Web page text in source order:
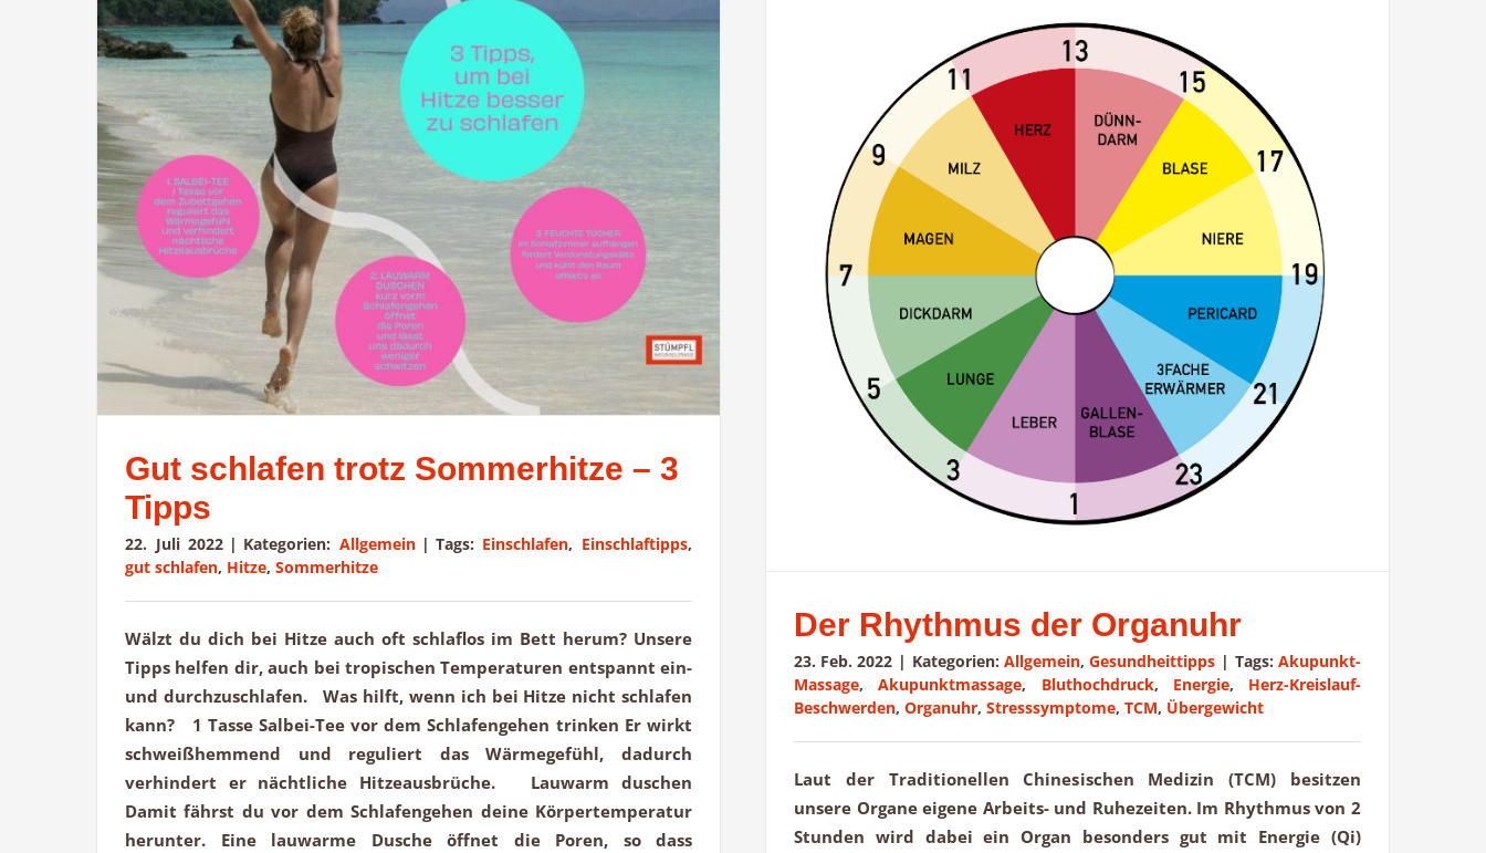
Gut schlafen trotz Sommerhitze – 3
Tipps
22. Juli 2022 | Kategorien: Allgemein | Tags: Einschlafen, Einschlaftipps,
gut schlafen, Hitze, Sommerhitze
Wälzt du dich bei Hitze auch oft schlaflos im Bett herum? Unsere
Tipps helfen dir, auch bei tropischen Temperaturen entspannt ein-
und durchzuschlafen. Was hilft, wenn ich bei Hitze nicht schlafen
kann? 1 Tasse Salbei-Tee vor dem Schlafengehen trinken Er wirkt
schweißhemmend und reguliert das Wärmegefühl, dadurch
verhindert er nächtliche Hitzeausbrüche. Lauwarm duschen
Damit fährst du vor dem Schlafengehen deine Körpertemperatur
herunter. Eine lauwarme Dusche öffnet die Poren, so dass
Der Rhythmus der Organuhr
23. Feb. 2022 | Kategorien: Allgemein, Gesundheittipps | Tags: Akupunkt-
Massage,Akupunktmassage, Bluthochdruck, Energie, Herz-Kreislauf-
Beschwerden, Organuhr, Stresssymptome, TCM, Übergewicht
Laut der Traditionellen Chinesischen Medizin (TCM) besitzen
unsere Organe eigene Arbeits- und Ruhezeiten. Im Rhythmus von 2
Stunden wird dabei ein Organ besonders gut mit Energie (Qi)